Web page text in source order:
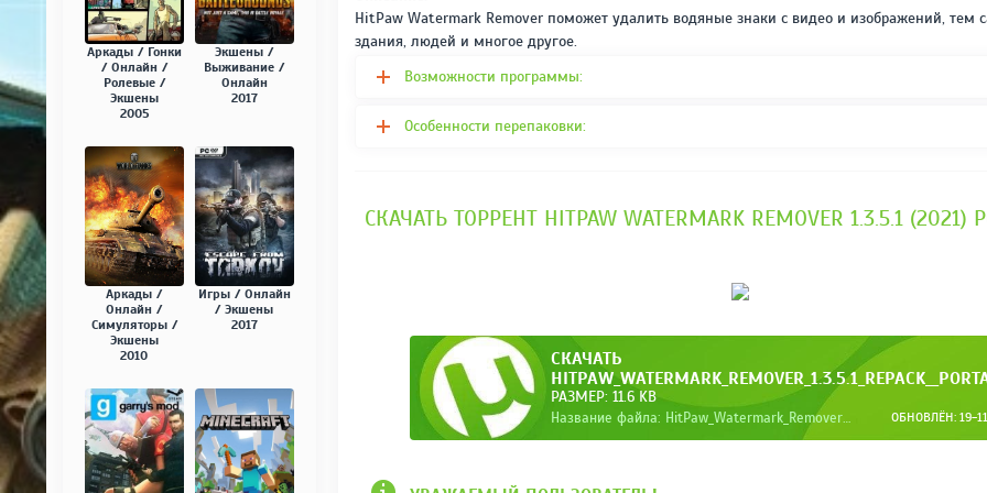
HitPaw Watermark Remover поможет удалить водяные знаки с видео и изображений, тем
здания, людей и многое другое.
Возможности программы:
Особенности перепаковки:
СКАЧАТЬ ТОРРЕНТ HITPAW WATERMARK REMOVER 1.3.5.1 (2021)
СКАЧАТЬ
РАЗМЕР: 11.6 KB
ОБНОВЛЁН: 19-
Название файла: HitPaw_Watermark_Remover_1.3.5.1_RePack__Portab.torrent
Аркады / Гонки
/ Онлайн /
Ролевые /
Экшены
2005
Экшены /
Выживание /
Онлайн
2017
Аркады /
Онлайн /
Симуляторы /
Экшены
2010
Игры / Онлайн
/ Экшены
2017
РЕЙТИНГ
3.4/ 5.0